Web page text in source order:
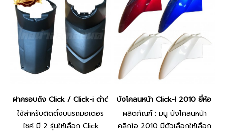
ฝาครอบถัง Click / Click-i ดำด้าน ยี่ห้อ Manoo
ใช้สำหรับติดตั้งบนรถมอเตอร
ไซค์ มี 2 รุ่นให้เลือก Click
บังโคลนหน้า Click-I 2010 ยี่ห้อ
ผลิตภัณฑ์ : มนู บังโคลนหน้า
คลิกไอ 2010 มีตัวเลือกให้เลือก